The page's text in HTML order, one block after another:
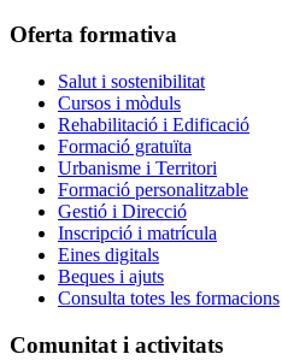
Oferta formativa
Salut i sostenibilitat
Cursos i mòduls
Rehabilitació i Edificació
Formació gratuïta
Urbanisme i Territori
Formació personalitzable
Gestió i Direcció
Inscripció i matrícula
Eines digitals
Beques i ajuts
Consulta totes les formacions
Comunitat i activitats